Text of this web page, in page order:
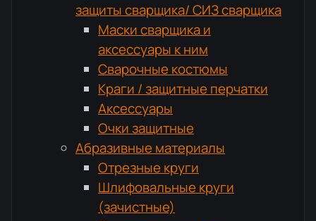
защиты сварщика/ СИЗ сварщика
Маски сварщика и
аксессуары к ним
Сварочные костюмы
Краги / защитные перчатки
Аксессуары
Очки защитные
Абразивные материалы
Отрезные круги
Шлифовальные круги
(зачистные)